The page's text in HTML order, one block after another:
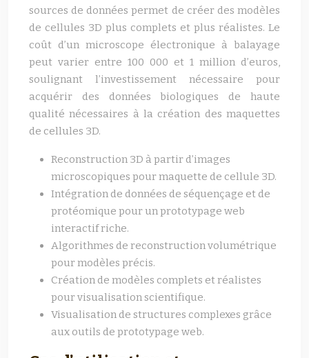
sources de données permet de créer des modèles
de cellules 3D plus complets et plus réalistes. Le
coût d’un microscope électronique à balayage
peut varier entre 100 000 et 1 million d’euros,
soulignant l’investissement nécessaire pour
acquérir des données biologiques de haute
qualité nécessaires à la création des maquettes
de cellules 3D.
Reconstruction 3D à partir d’images
microscopiques pour maquette de cellule 3D.
Intégration de données de séquençage et de
protéomique pour un prototypage web
interactif riche.
Algorithmes de reconstruction volumétrique
pour modèles précis.
Création de modèles complets et réalistes
pour visualisation scientifique.
Visualisation de structures complexes grâce
aux outils de prototypage web.